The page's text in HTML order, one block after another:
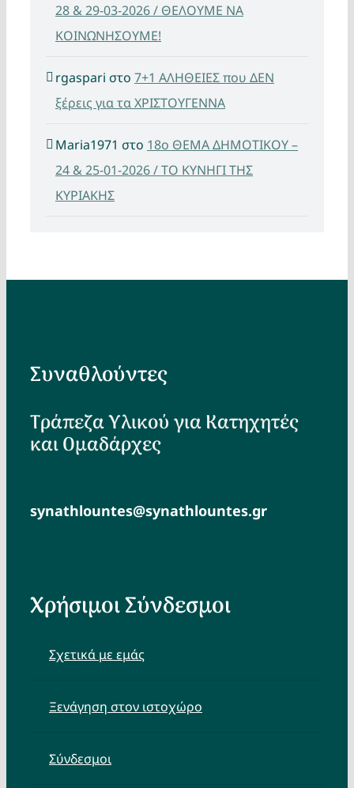
28 & 29-03-2026 / ΘΕΛΟΥΜΕ ΝΑ
ΚΟΙΝΩΝΗΣΟΥΜΕ!
rgaspari στο 7+1 ΑΛΗΘΕΙΕΣ που ΔΕΝ
ξέρεις για τα ΧΡΙΣΤΟΥΓΕΝΝΑ
Maria1971 στο 18ο ΘΕΜΑ ΔΗΜΟΤΙΚΟΥ –
24 & 25-01-2026 / ΤΟ ΚΥΝΗΓΙ ΤΗΣ
ΚΥΡΙΑΚΗΣ
Συναθλούντες
Τράπεζα Υλικού για Κατηχητές
και Ομαδάρχες
synathlountes@synathlountes.gr
Χρήσιμοι Σύνδεσμοι
Σχετικά με εμάς
Ξενάγηση στον ιστοχώρο
Σύνδεσμοι